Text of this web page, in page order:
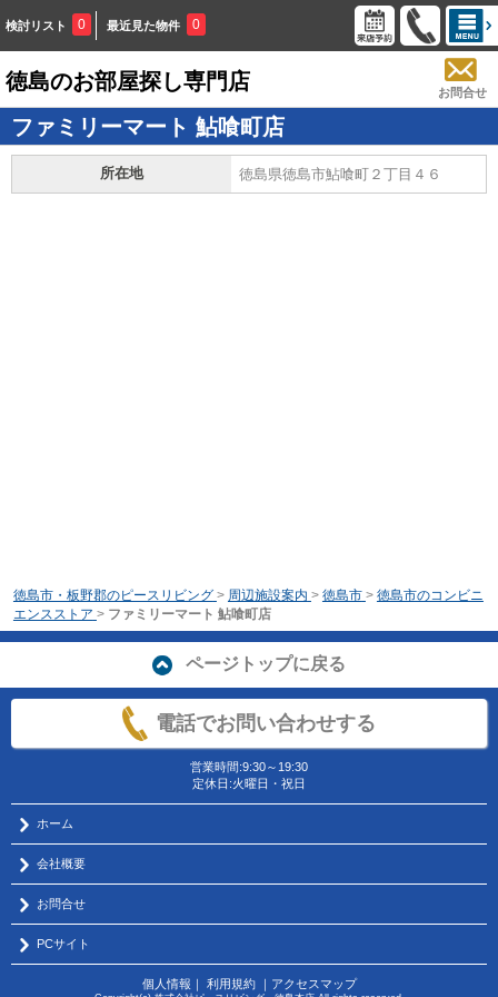
検討リスト 0 最近見た物件 0
徳島のお部屋探し専門店 お問合せ
ファミリーマート 鮎喰町店
所在地 徳島県徳島市鮎喰町２丁目４６
徳島市・板野郡のピースリビング > 周辺施設案内 > 徳島市 > 徳島市のコンビニ
エンスストア > ファミリーマート 鮎喰町店
ページトップに戻る
電話でお問い合わせする
営業時間:9:30～19:30
定休日:火曜日・祝日
ホーム
会社概要
お問合せ
PCサイト
個人情報 ｜ 利用規約｜ アクセスマップ